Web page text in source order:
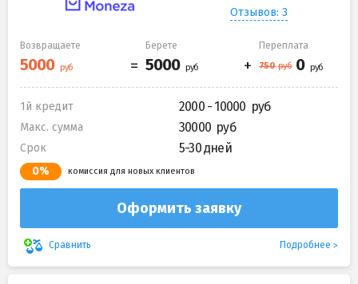
Отзывов: 3
Возвращаете Берете Переплата
1й кредит 2000 - 10000
Макс. сумма 30000
Срок 5-30 дней
0% комиссия для новых клиентов
Оформить заявку
Сравнить Подробнее